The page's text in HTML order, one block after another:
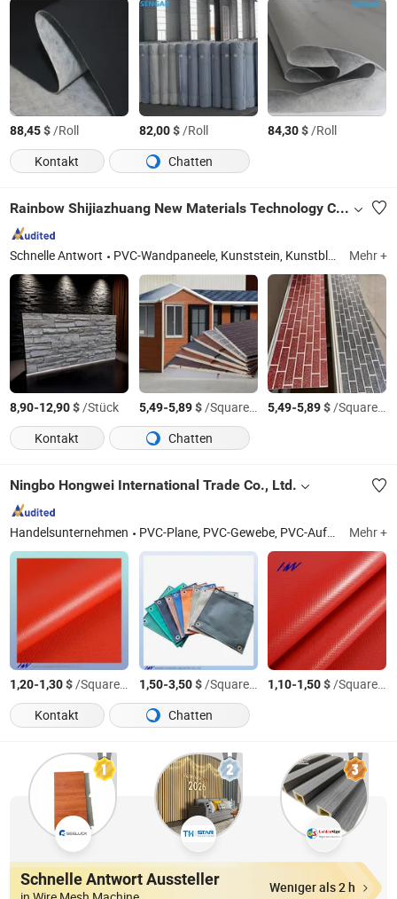
88,45$/Roll 82,00$/Roll 84,30$/Roll
Kontakt
Chatten
Rainbow Shijiazhuang New Materials Technology Co., Ltd.
Schnelle Antwort PVC-Wandpaneele, Kunststein, Kunstblumen, Innenwandpaneele, Mosaikfliesen, Bambuswandpaneel, dekorative Wandpaneele, PVC-Marmorwandpaneel, Wandpaneele, PVC-Marmorplatte Mehr +
8,90-12,90$/Stück 5,49-5,89$/Square Meter 5,49-5,89$/Square Meter
Kontakt
Chatten
Ningbo Hongwei International Trade Co., Ltd.
Handelsunternehmen PVC-Plane, PVC-Gewebe, PVC-Aufblasbarer Damm, PVC-Fischteichtank, Flexible Wasserblase, PVC-Vinylgewebe Mehr +
1,20-1,30$/Square Meter 1,50-3,50$/Square Meter 1,10-1,50$/Square Meter
Kontakt
Chatten
Schnelle Antwort Aussteller Weniger als 2 h